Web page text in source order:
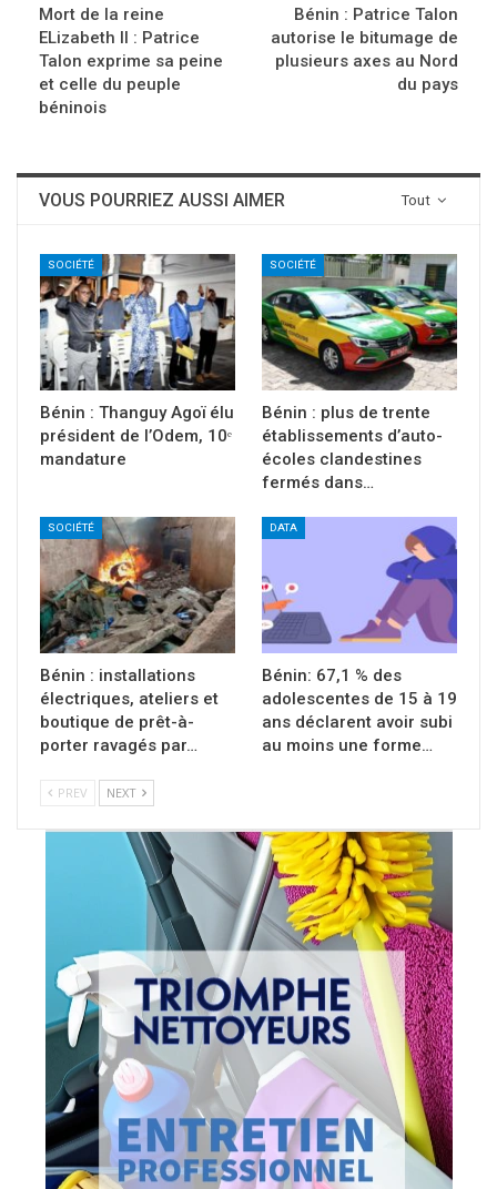
Mort de la reine
ELizabeth II : Patrice
Talon exprime sa peine
et celle du peuple
béninois
Bénin : Patrice Talon
autorise le bitumage de
plusieurs axes au Nord
du pays
Tout
VOUS POURRIEZ AUSSI AIMER
SOCIÉTÉ
Bénin : Thanguy Agoï élu
président de l’Odem, 10ᵉ
mandature
SOCIÉTÉ
Bénin : plus de trente
établissements d’auto-
écoles clandestines
fermés dans…
SOCIÉTÉ
Bénin : installations
électriques, ateliers et
boutique de prêt-à-
porter ravagés par…
DATA
Bénin: 67,1 % des
adolescentes de 15 à 19
ans déclarent avoir subi
au moins une forme…
PREV NEXT